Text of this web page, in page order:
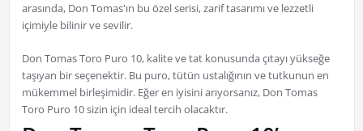
arasında, Don Tomas'ın bu özel serisi, zarif tasarımı ve lezzetli
içimiyle bilinir ve sevilir.
Don Tomas Toro Puro 10, kalite ve tat konusunda çıtayı yükseğe
taşıyan bir seçenektir. Bu puro, tütün ustalığının ve tutkunun en
mükemmel birleşimidir. Eğer en iyisini arıyorsanız, Don Tomas
Toro Puro 10 sizin için ideal tercih olacaktır.